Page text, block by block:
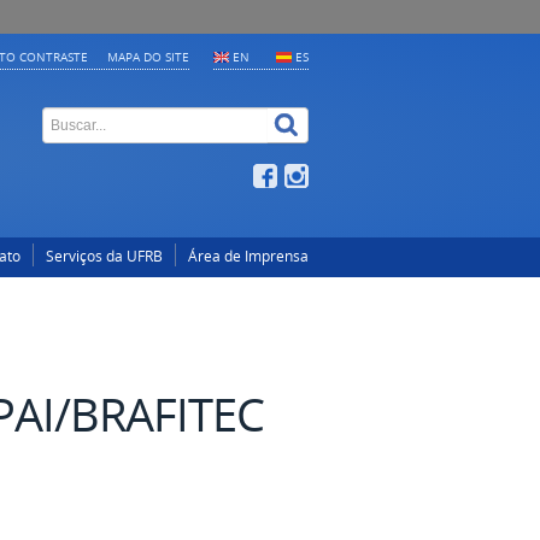
EN ES
CONTRASTE MAPA DO SITE
Serviços da UFRB Área de Imprensa
BRAFITEC